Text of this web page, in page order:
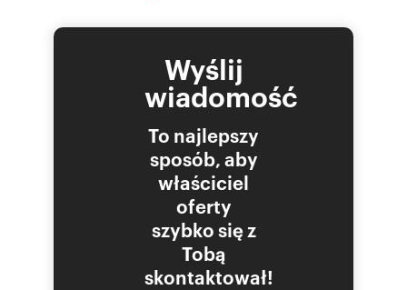
Wyślij
wiadomość
To najlepszy
sposób, aby
właściciel
oferty
szybko się z
Tobą
skontaktował!